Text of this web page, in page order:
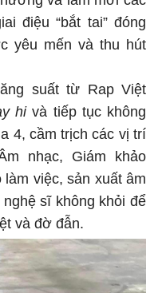
điệu “bắt tai” đóng
yêu mến và thu hút
suất từ Rap Việt
hivà tiếp tục không
4, cầm trịch các vị trí
nhạc, Giám khảo
việc, sản xuất âm
sĩ không khỏi để
và đờ đẫn.